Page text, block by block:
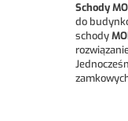
Schody
do
schody